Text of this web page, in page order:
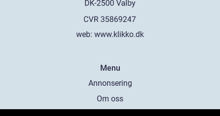
web: www.klikko.dk
Menu
Annonsering
Om oss